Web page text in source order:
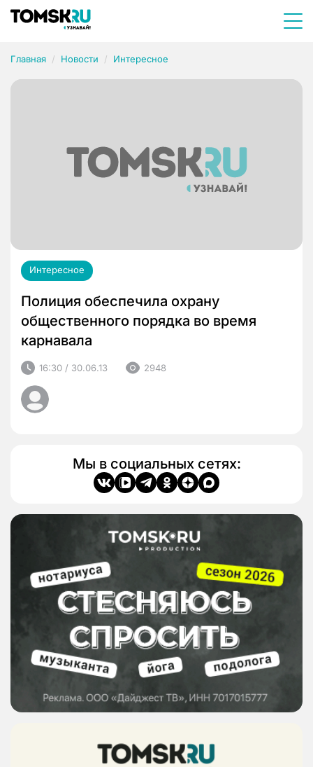
Главная Новости Интересное
Интересное
Полиция обеспечила охрану
общественного порядка во время
карнавала
16:30 / 30.06.13 2948
Мы в социальных сетях: